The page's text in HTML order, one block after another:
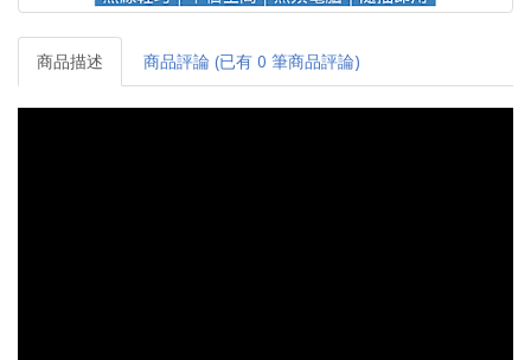
商品描述 商品評論 (已有 0 筆商品評論)